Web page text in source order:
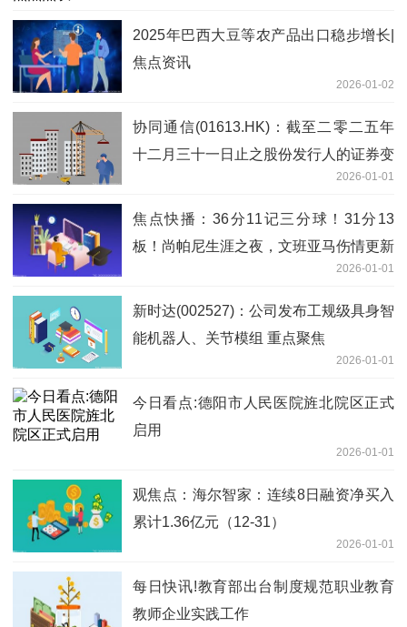
2025年巴西大豆等农产品出口稳步增长|
焦点资讯
2026-01-02
协同通信(01613.HK)：截至二零二五年
十二月三十一日止之股份发行人的证券变
2026-01-01
焦点快播：36分11记三分球！31分13
板！尚帕尼生涯之夜，文班亚马伤情更新
2026-01-01
新时达(002527)：公司发布工规级具身智
能机器人、关节模组 重点聚焦
2026-01-01
今日看点:德阳市人民医院旌北院区正式
启用
2026-01-01
观焦点：海尔智家：连续8日融资净买入
累计1.36亿元（12-31）
2026-01-01
每日快讯!教育部出台制度规范职业教育
教师企业实践工作